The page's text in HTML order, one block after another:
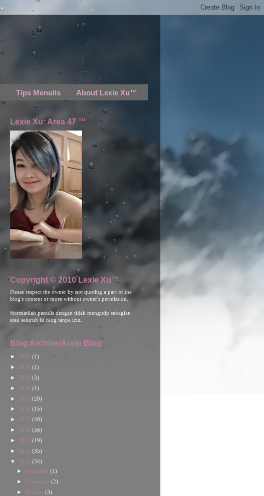
Tips Menulis About Lexie Xu™
Lexie Xu: Area 47 ™
Copyright © 2010 Lexie Xu™
Please respect the owner by not quoting a part of the
blog's content or more without owner's permission.
Hormatilah penulis dengan tidak mengutip sebagian
atau seluruh isi blog tanpa izin.
Blog Archive/Arsip Blog
► 2021 (1)
► 2020 (1)
► 2019 (3)
► 2018 (1)
► 2017 (20)
► 2016 (15)
► 2015 (48)
► 2014 (56)
► 2013 (19)
► 2012 (35)
▼ 2011 (34)
► December (1)
► November (2)
► October (3)